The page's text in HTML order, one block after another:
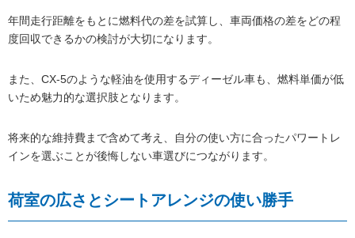
年間走行距離をもとに燃料代の差を試算し、車両価格の差をどの程
度回収できるかの検討が大切になります。
また、CX-5のような軽油を使用するディーゼル車も、燃料単価が低
いため魅力的な選択肢となります。
将来的な維持費まで含めて考え、自分の使い方に合ったパワートレ
インを選ぶことが後悔しない車選びにつながります。
荷室の広さとシートアレンジの使い勝手